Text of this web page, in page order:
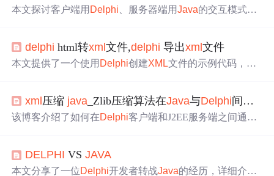
析，对跨语言系统集成有参考价值。
本文探讨客户端用 Delphi 、服务器端用Java的交互模式，
发现Delphi XML- RPC库不支持中文。经研究，问题出在
XML解析单元，用WideChar可解决多字节字符问题。
delphi html转xml文件,delphi 导出xml文件
本文提供了一个使用 Delphi创建XML文件的示例代码，包
xml压缩 java _Zlib压缩算法在Java与Delphi间交互实现（压缩
该博客介绍了如何在Delphi客户端和J2EE服务端之间通过
现，而在Delphi中，借助VCLZIPV3.04第三方库来完成。
此外，还提供了在两端实现压缩和解压缩的代码示例。
DELPHI VSJAVA
本文分享了一位Delphi开发者转战Java的经历，详细介绍